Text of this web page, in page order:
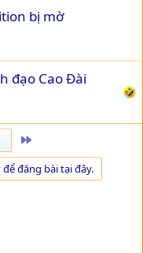
bị mờ
đạo Cao Đài
đăng bài tại đây.